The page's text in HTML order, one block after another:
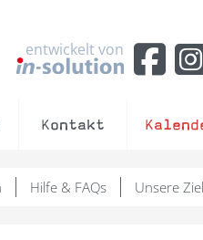
entwickelt von
Kontakt
Unsere
Hilfe & FAQs